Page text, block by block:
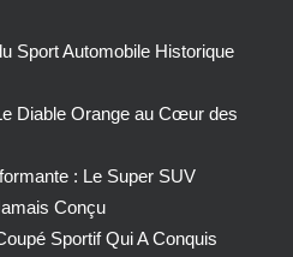
Sport Automobile Historique
Diable Orange au Cœur des
: Le Super SUV
Conçu
Sportif Qui A Conquis